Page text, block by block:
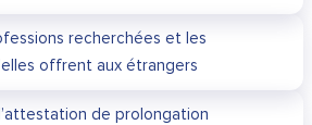
recherchées et les
offrent aux étrangers
de prolongation